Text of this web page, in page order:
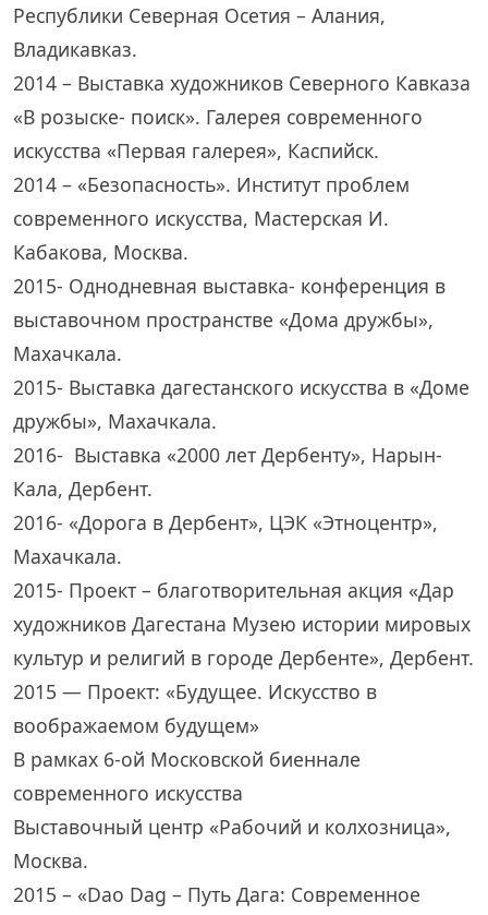
Республики Северная Осетия – Алания,
Владикавказ.
2014 – Выставка художников Северного Кавказа
«В розыске- поиск». Галерея современного
искусства «Первая галерея», Каспийск.
2014 – «Безопасность». Институт проблем
современного искусства, Мастерская И.
Кабакова, Москва.
2015- Однодневная выставка- конференция в
выставочном пространстве «Дома дружбы»,
Махачкала.
2015- Выставка дагестанского искусства в «Доме
дружбы», Махачкала.
2016- Выставка «2000 лет Дербенту», Нарын-
Кала, Дербент.
2016- «Дорога в Дербент», ЦЭК «Этноцентр»,
Махачкала.
2015- Проект – благотворительная акция «Дар
художников Дагестана Музею истории мировых
культур и религий в городе Дербенте», Дербент.
2015 — Проект: «Будущее. Искусство в
воображаемом будущем»
В рамках 6-ой Московской биеннале
современного искусства
Выставочный центр «Рабочий и колхозница»,
Москва.
2015 – «Dao Dag – Путь Дага: Современное